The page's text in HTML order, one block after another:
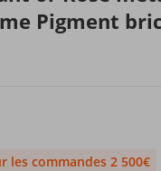
Pigment
les commandes 2 500€